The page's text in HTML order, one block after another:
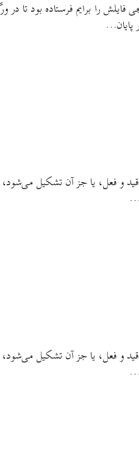
فایلش را برایم فرستاده بود تا
پایان…
و فعل، یا جز آن تشکیل
و فعل، یا جز آن تشکیل